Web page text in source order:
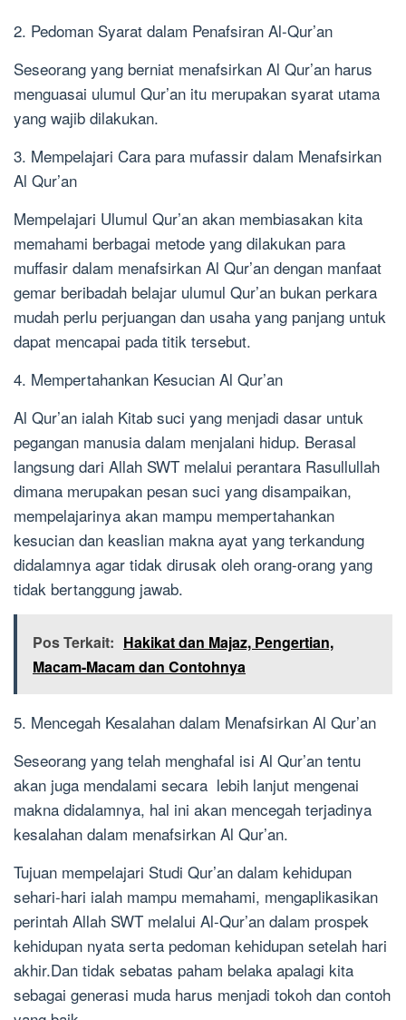
2. Pedoman Syarat dalam Penafsiran Al-Qur’an
Seseorang yang berniat menafsirkan Al Qur’an harus
menguasai ulumul Qur’an itu merupakan syarat utama
yang wajib dilakukan.
3. Mempelajari Cara para mufassir dalam Menafsirkan
Al Qur’an
Mempelajari Ulumul Qur’an akan membiasakan kita
memahami berbagai metode yang dilakukan para
muffasir dalam menafsirkan Al Qur’an dengan manfaat
gemar beribadah belajar ulumul Qur’an bukan perkara
mudah perlu perjuangan dan usaha yang panjang untuk
dapat mencapai pada titik tersebut.
4. Mempertahankan Kesucian Al Qur’an
Al Qur’an ialah Kitab suci yang menjadi dasar untuk
pegangan manusia dalam menjalani hidup. Berasal
langsung dari Allah SWT melalui perantara Rasullullah
dimana merupakan pesan suci yang disampaikan,
mempelajarinya akan mampu mempertahankan
kesucian dan keaslian makna ayat yang terkandung
didalamnya agar tidak dirusak oleh orang-orang yang
tidak bertanggung jawab.
Pos Terkait: Hakikat dan Majaz, Pengertian,
Macam-Macam dan Contohnya
5. Mencegah Kesalahan dalam Menafsirkan Al Qur’an
Seseorang yang telah menghafal isi Al Qur’an tentu
akan juga mendalami secara lebih lanjut mengenai
makna didalamnya, hal ini akan mencegah terjadinya
kesalahan dalam menafsirkan Al Qur’an.
Tujuan mempelajari Studi Qur’an dalam kehidupan
sehari-hari ialah mampu memahami, mengaplikasikan
perintah Allah SWT melalui Al-Qur’an dalam prospek
kehidupan nyata serta pedoman kehidupan setelah hari
akhir.Dan tidak sebatas paham belaka apalagi kita
sebagai generasi muda harus menjadi tokoh dan contoh